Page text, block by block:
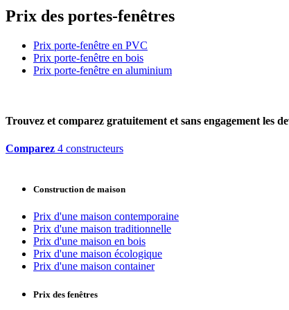
Prix des portes-fenêtres
Prix porte-fenêtre en PVC
Prix porte-fenêtre en bois
Prix porte-fenêtre en aluminium
Trouvez et comparez gratuitement et sans engagement les
Comparez 4 constructeurs
Construction de maison
Prix d'une maison contemporaine
Prix d'une maison traditionnelle
Prix d'une maison en bois
Prix d'une maison écologique
Prix d'une maison container
Prix des fenêtres